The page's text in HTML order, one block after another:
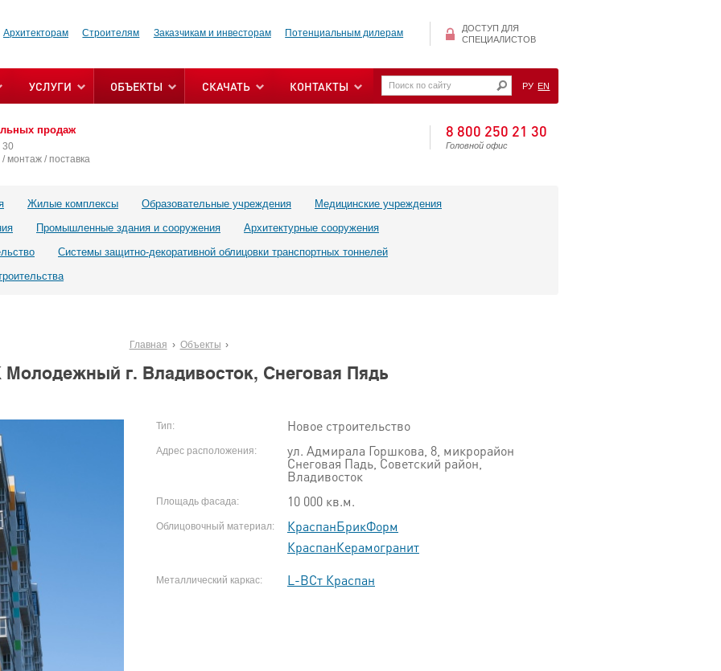
Архитекторам Строителям Заказчикам и инвесторам Потенциальным дилерам
ДОСТУП ДЛЯ
СПЕЦИАЛИСТОВ
УСЛУГИ ОБЪЕКТЫ СКАЧАТЬ КОНТАКТЫ РУ EN
продаж
30
монтаж / поставка
8 800 250 21 30
Головной офис
Жилые комплексы Образовательные учреждения
Медицинские учреждения
Промышленные здания и сооружения
Архитектурные сооружения
Системы защитно-декоративной облицовки транспортных тоннелей
Главная Объекты
г. Владивосток, Снеговая Пядь
Тип: Новое строительство
Адрес расположения: ул. Адмирала Горшкова, 8, микрорайон
Снеговая Падь, Советский район,
Владивосток
Площадь фасада: 10 000 кв.м.
Облицовочный материал:
КраспанБрикФорм
КраспанКерамогранит
Металлический каркас: L-ВСт Краспан